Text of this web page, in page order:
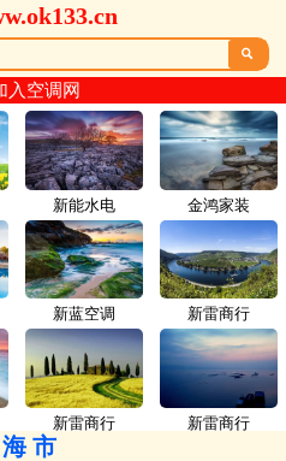

入空调网
新能水电 金鸿家装
新蓝空调 新雷商行
新雷商行 新雷商行
市